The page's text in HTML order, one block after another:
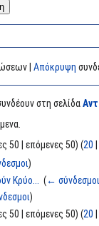
| Απόκρυψη
στη σελίδα
50 | επόμενες 50) (20
)
Κρύο...
‎(←
)
50 | επόμενες 50) (20 |